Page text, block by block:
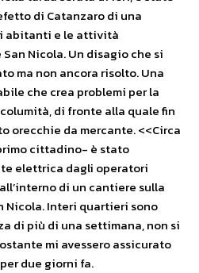
di Catanzaro di una
abitanti e le attività
Nicola. Un disagio che si
ma non ancora risolto. Una
che crea problemi per la
di fronte alla quale fin
orecchie da mercante. <<Circa
cittadino- è stato
elettrica dagli operatori
di un cantiere sulla
Nicola. Interi quartieri sono
di più di una settimana, non si
mi avessero assicurato
due giorni fa.